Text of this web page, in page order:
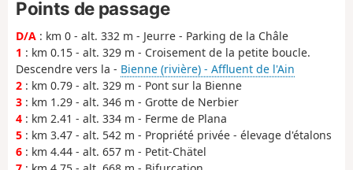
Points de passage
D/A : km 0 - alt. 332 m - Jeurre - Parking de la Châle
1 : km 0.15 - alt. 329 m - Croisement de la petite boucle.
Descendre vers la - Bienne (rivière) - Affluent de l'Ain
2 : km 0.79 - alt. 329 m - Pont sur la Bienne
3 : km 1.29 - alt. 346 m - Grotte de Nerbier
4 : km 2.41 - alt. 334 m - Ferme de Plana
5 : km 3.47 - alt. 542 m - Propriété privée - élevage d'étalons
6 : km 4.44 - alt. 657 m - Petit-Chätel